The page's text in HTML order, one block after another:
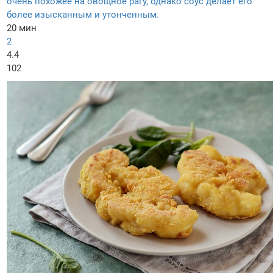
более изысканным и утонченным.
20 мин
2
4.4
102